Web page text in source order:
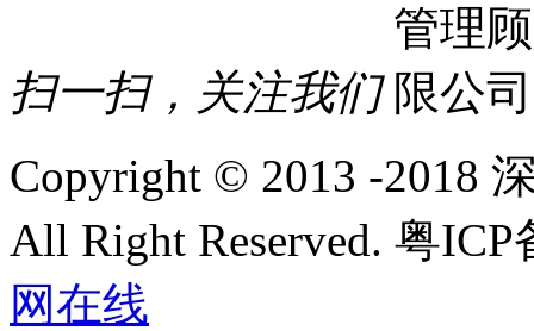
扫一扫，关注我们
Copyright © 2013 -2018
All Right Reserved. 粤
网在线